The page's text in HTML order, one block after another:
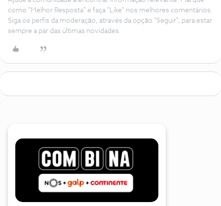
como "Melhor Resposta" e faça "Like" nos melhores comentários.
Siga os perfis da moderação, através da opção "Seguir", para estar
sempre a par das últimas novidades.